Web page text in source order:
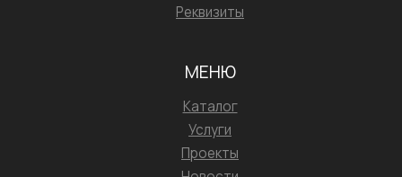
Реквизиты
МЕНЮ
Каталог
Услуги
Проекты